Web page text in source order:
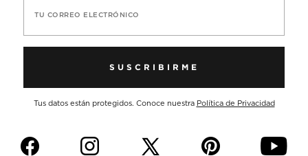
TU CORREO ELECTRÓNICO
SUSCRIBIRME
Tus datos están protegidos. Conoce nuestra Política de Privacidad
f i p y